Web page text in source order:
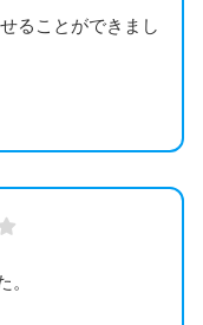
ることができまし
。